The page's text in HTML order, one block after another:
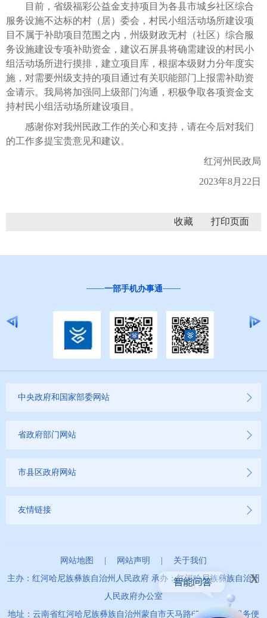
目前，省级福彩公益金支持项目为各县市城乡社区综合
服务设施不达标的村（居）委会，村民小组活动场所建设项
目不属于补助项目范围之内，州级财政无村（社区）综合服
务设施建设专项补助资金，建议石屏县将确需建设的村民小
组活动场所进行摸排，建立项目库，根据本级财力分年度实
施，对需要州级支持的项目通过有关职能部门上报需补助资
金请示。我局将加强同上级部门沟通，积极争取各项资金支
持村民小组活动场所建设项目。
感谢你对我州民政工作的关心和支持，请在今后对我们
的工作多提宝贵意见和建议。
红河州民政局
2023年8月22日
收藏
一部手机办事通
中央政府和国家部委网站
省政府部门网站
市县区政府网站
友情链接
网站地图 网站声明
关于我们
主办：红河哈尼族彝族自治州人民政府 承办：红河哈尼族彝族自治州
人民政府办公室
地址：云南省红河哈尼族彝族自治州蒙自市天马路67号 政务服务便
x